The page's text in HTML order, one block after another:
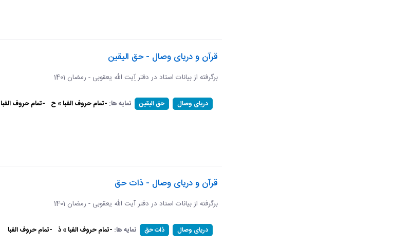
قرآن و دریای وصال - حق الیقین
برگرفته از بیانات استاد در دفتر آِیت الله یعقوبی - رمضان 1401
دریای وصال حق الیقین نمایه ها: -تمام حروف الفبا » ح -تمام حروف الفبا
قرآن و دریای وصال - ذات حق
برگرفته از بیانات استاد در دفتر آیت الله یعقوبی - رمضان 1401
دریای وصال ذات حق نمایه ها: -تمام حروف الفبا » ذ -تمام حروف الفبا